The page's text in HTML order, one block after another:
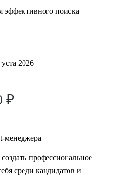
эффективного поиска
2026
₽
менеджера
профессиональное
среди кандидатов и